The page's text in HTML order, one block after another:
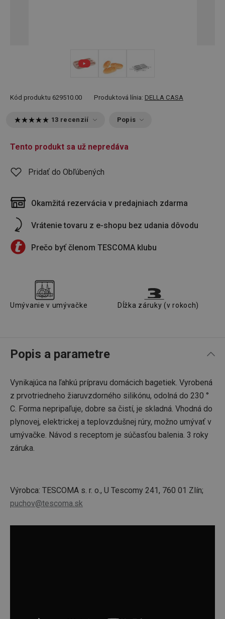
Kód produktu 629510.00 Produktová línia: DELLA CASA
13 recenzií Popis
Tento produkt sa už nepredáva
Pridať do Obľúbených
Okamžitá rezervácia v predajniach zdarma
Vrátenie tovaru z e-shopu bez udania dôvodu
Prečo byť členom TESCOMA klubu
Umývanie v umývačke Dĺžka záruky (v rokoch)
Popis a parametre
Vynikajúca na ľahkú prípravu domácich bagetiek. Vyrobená
z prvotriedneho žiaruvzdorného silikónu, odolná do 230 °
C. Forma nepripaľuje, dobre sa čistí, je skladná. Vhodná do
plynovej, elektrickej a teplovzdušnej rúry, možno umývať v
umývačke. Návod s receptom je súčasťou balenia. 3 roky
záruka.
Výrobca: TESCOMA s. r. o., U Tescomy 241, 760 01 Zlín;
puchov@tescoma.sk